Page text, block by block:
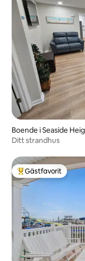
Boende i Seaside
Ditt strandhus
Populär gästfavorit
Gästfavorit